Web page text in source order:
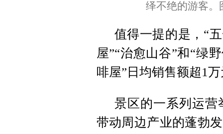
绎不绝的游客。
值得一提的是，“
屋”“治愈山谷”和“绿
啡屋”日均销售额超1
景区的一系列运营
带动周边产业的蓬勃